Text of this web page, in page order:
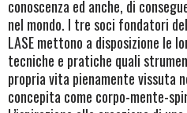
conoscenza ed anche, di
nel mondo. I tre soci fondatori
LASE mettono a disposizione le
tecniche e pratiche quali
propria vita pienamente vissuta
concepita come corpo-mente-